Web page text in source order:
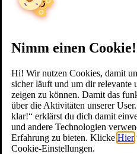
Nimm einen Cookie!
Hi! Wir nutzen Cookies, damit
sicher läuft und um dir relevante
zeigen zu können. Damit das
über die Aktivitäten unserer
klar!“ erklärst du dich damit
und andere Technologien
Erfahrung zu bieten. Klicke Hier
Cookie-Einstellungen.